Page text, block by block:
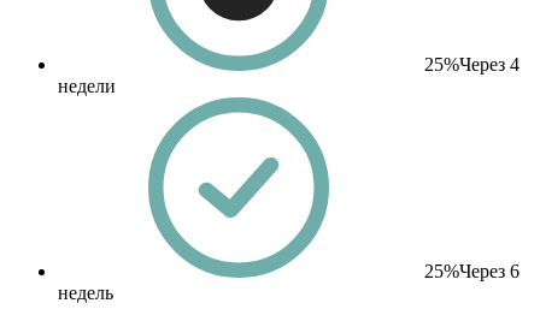
25%Через 4
недели
25%Через 6
недель